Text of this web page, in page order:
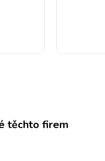
těchto firem